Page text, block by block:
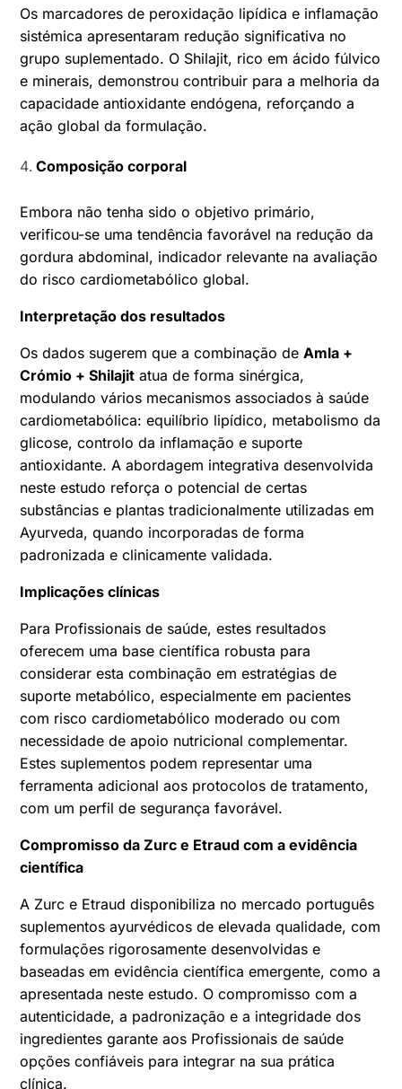
Os marcadores de peroxidação lipídica e inflamação
sistémica apresentaram redução significativa no
grupo suplementado. O Shilajit, rico em ácido fúlvico
e minerais, demonstrou contribuir para a melhoria da
capacidade antioxidante endógena, reforçando a
ação global da formulação.
Composição corporal
Embora não tenha sido o objetivo primário,
verificou-se uma tendência favorável na redução da
gordura abdominal, indicador relevante na avaliação
do risco cardiometabólico global.
Interpretação dos resultados
Os dados sugerem que a combinação deAmla +
Crómio + Shilajit atua de forma sinérgica,
modulando vários mecanismos associados à saúde
cardiometabólica: equilíbrio lipídico, metabolismo da
glicose, controlo da inflamação e suporte
antioxidante. A abordagem integrativa desenvolvida
neste estudo reforça o potencial de certas
substâncias e plantas tradicionalmente utilizadas em
Ayurveda, quando incorporadas de forma
padronizada e clinicamente validada.
Implicações clínicas
Para Profissionais de saúde, estes resultados
oferecem uma base científica robusta para
considerar esta combinação em estratégias de
suporte metabólico, especialmente em pacientes
com risco cardiometabólico moderado ou com
necessidade de apoio nutricional complementar.
Estes suplementos podem representar uma
ferramenta adicional aos protocolos de tratamento,
com um perfil de segurança favorável.
Compromisso da Zurc e Etraud com a evidência
científica
A Zurc e Etraud disponibiliza no mercado português
suplementos ayurvédicos de elevada qualidade, com
formulações rigorosamente desenvolvidas e
baseadas em evidência científica emergente, como a
apresentada neste estudo. O compromisso com a
autenticidade, a padronização e a integridade dos
ingredientes garante aos Profissionais de saúde
opções confiáveis para integrar na sua prática
clínica.